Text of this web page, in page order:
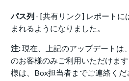
パス列 - [共有リンク] レポートに
まれるようになりました。
注:現在、上記のアップデートは
のお客様のみご利用いただけま
様は、Box担当者までご連絡くだ